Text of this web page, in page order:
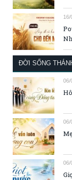
16/
ĐỜI SỐNG
06/
06/
06/